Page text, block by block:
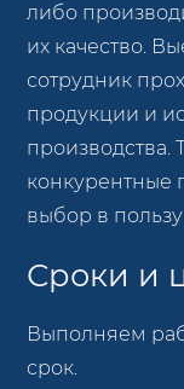
либо
их качество.
сотрудник
продукции и
производства.
конкурентные
выбор в
Сроки и
Выполняем
срок.